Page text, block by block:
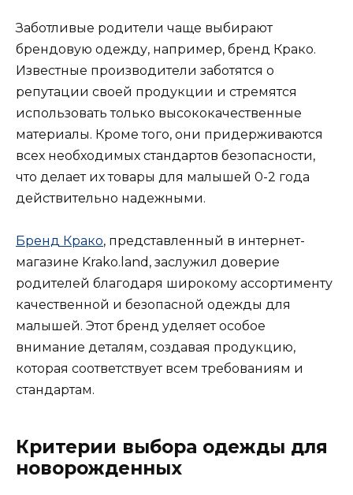
Заботливые родители чаще выбирают
брендовую одежду, например, бренд Крако.
Известные производители заботятся о
репутации своей продукции и стремятся
использовать только высококачественные
материалы. Кроме того, они придерживаются
всех необходимых стандартов безопасности,
что делает их товары для малышей 0-2 года
действительно надежными.
Бренд Крако, представленный в интернет-
магазине Krako.land, заслужил доверие
родителей благодаря широкому ассортименту
качественной и безопасной одежды для
малышей. Этот бренд уделяет особое
внимание деталям, создавая продукцию,
которая соответствует всем требованиям и
стандартам.
Критерии выбора одежды для
новорожденных